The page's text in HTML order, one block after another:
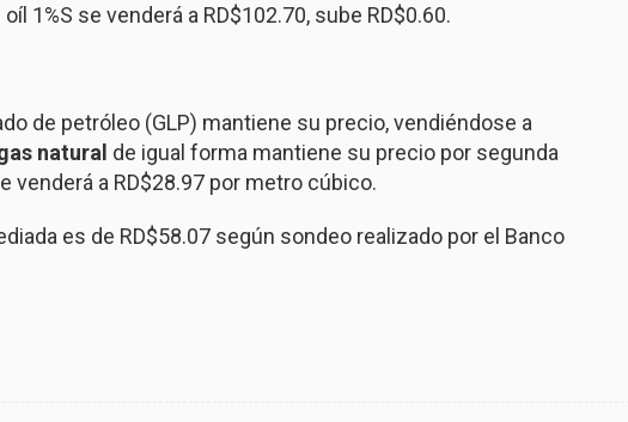
1%S se venderá a RD$102.70, sube RD$0.60.
de petróleo (GLP) mantiene su precio, vendiéndose a
natural de igual forma mantiene su precio por segunda
venderá a RD$28.97 por metro cúbico.
es de RD$58.07 según sondeo realizado por el Banco